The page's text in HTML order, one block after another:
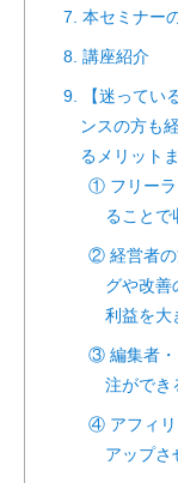
7. 本セミナー
8. 講座紹介
9. 【迷ってい
ンスの方も
るメリット
① フリーラ
ることで
② 経営者の
グや改善
利益を大
③ 編集者・
注ができ
④ アフィリ
アップさ